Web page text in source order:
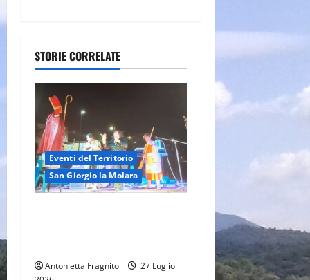
z
i
o
n
e
t
STORIE CORRELATE
Eventi del Territorio
San Giorgio la Molara
Antonietta Fragnito
27 Luglio